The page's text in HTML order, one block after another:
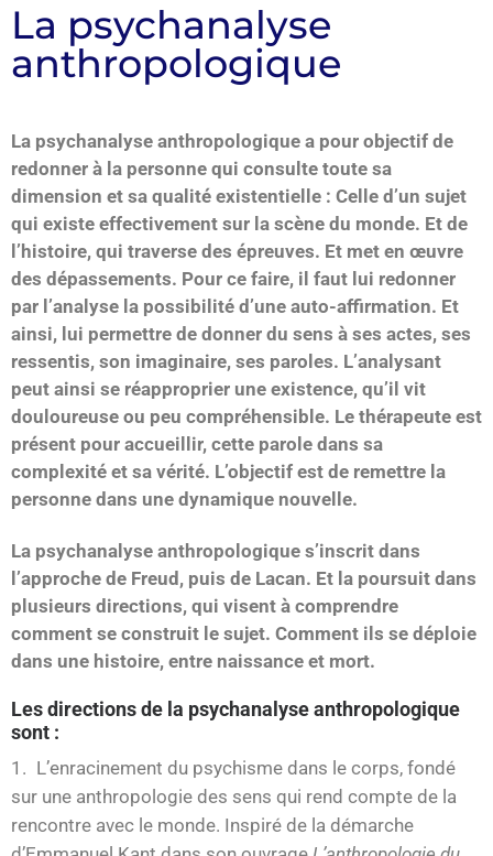
La psychanalyse
anthropologique
La psychanalyse anthropologique a pour objectif de
redonner à la personne qui consulte toute sa
dimension et sa qualité existentielle : Celle d’un sujet
qui existe effectivement sur la scène du monde. Et de
l’histoire, qui traverse des épreuves. Et met en œuvre
des dépassements. Pour ce faire, il faut lui redonner
par l’analyse la possibilité d’une auto-affirmation. Et
ainsi, lui permettre de donner du sens à ses actes, ses
ressentis, son imaginaire, ses paroles. L’analysant
peut ainsi se réapproprier une existence, qu’il vit
douloureuse ou peu compréhensible. Le thérapeute est
présent pour accueillir, cette parole dans sa
complexité et sa vérité. L’objectif est de remettre la
personne dans une dynamique nouvelle.
La psychanalyse anthropologique s’inscrit dans
l’approche de Freud, puis de Lacan. Et la poursuit dans
plusieurs directions, qui visent à comprendre
comment se construit le sujet. Comment ils se déploie
dans une histoire, entre naissance et mort.
Les directions de la psychanalyse anthropologique
sont :
L’enracinement du psychisme dans le corps, fondé
sur une anthropologie des sens qui rend compte de la
rencontre avec le monde. Inspiré de la démarche